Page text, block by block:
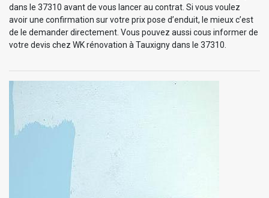
dans le 37310 avant de vous lancer au contrat. Si vous voulez
avoir une confirmation sur votre prix pose d’enduit, le mieux c’est
de le demander directement. Vous pouvez aussi cous informer de
votre devis chez WK rénovation à Tauxigny dans le 37310.